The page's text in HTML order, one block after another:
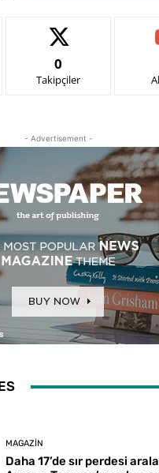
0
Takipçiler
- Advertisement -
MAGAZIN
Daha 17’de sır perdesi